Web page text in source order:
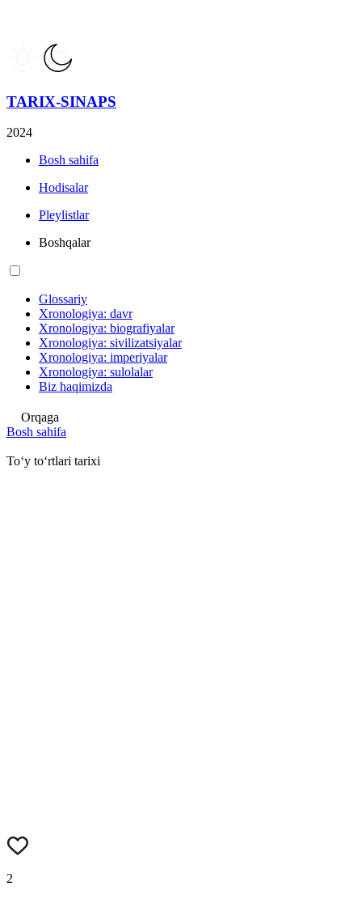
TARIX-SINAPS
2024
Bosh sahifa
Hodisalar
Pleylistlar
Boshqalar
Glossariy
Xronologiya: davr
Xronologiya: biografiyalar
Xronologiya: sivilizatsiyalar
Xronologiya: imperiyalar
Xronologiya: sulolalar
Biz haqimizda
Orqaga
Bosh sahifa
Toʻy toʻrtlari tarixi
2